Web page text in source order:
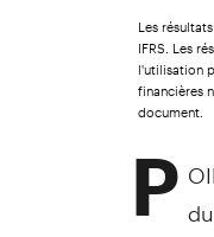
Les
IFRS. Les
l'utilisation
financières
document.
P